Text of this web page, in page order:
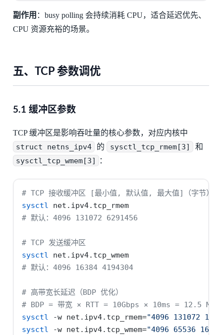
副作用 ：busy polling 会持续消耗 CPU，适合延迟优先、
CPU 资源充裕的场景。
五、TCP 参数调优
5.1 缓冲区参数
TCP 缓冲区是影响吞吐量的核心参数，对应内核中
struct netns_ipv4 的 sysctl_tcp_rmem[3] 和
sysctl_tcp_wmem[3] ：
# TCP 接收缓冲区 [最小值, 默认值, 最大值]（字节）
sysctl net.ipv4.tcp_rmem
# 默认：4096 131072 6291456
# TCP 发送缓冲区
sysctl net.ipv4.tcp_wmem
# 默认：4096 16384 4194304
# 高带宽长延迟（BDP 优化）
# BDP = 带宽 × RTT = 10Gbps × 10ms = 12.5 MB
sysctl
-w net.ipv4.tcp_rmem="4096 131072
sysctl
-w net.ipv4.tcp_wmem="4096 65536